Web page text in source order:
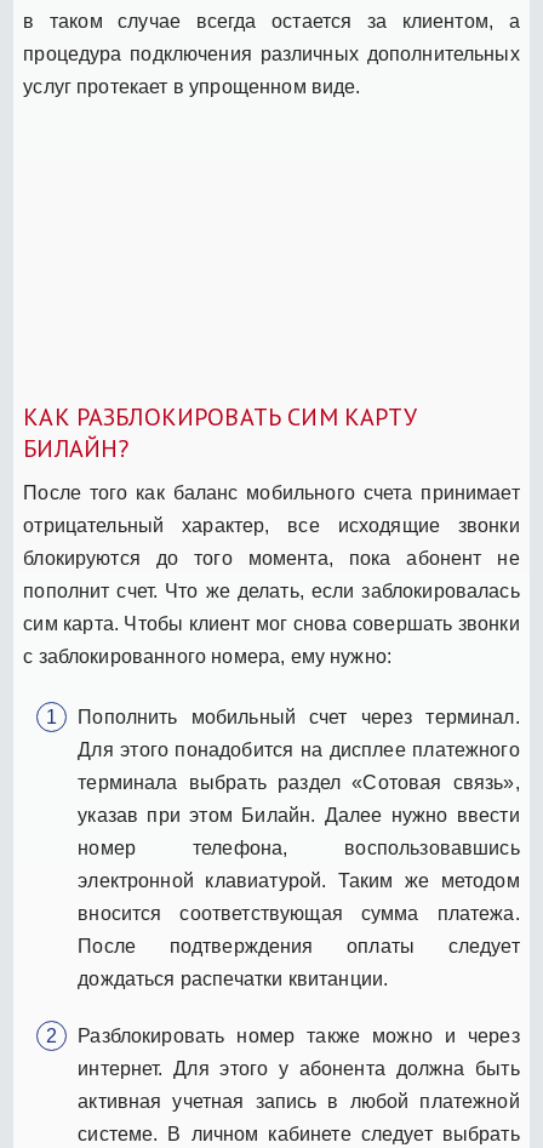
в таком случае всегда остается за клиентом, а
процедура подключения различных дополнительных
услуг протекает в упрощенном виде.
КАК РАЗБЛОКИРОВАТЬ СИМ КАРТУ
БИЛАЙН?
После того как баланс мобильного счета принимает
отрицательный характер, все исходящие звонки
блокируются до того момента, пока абонент не
пополнит счет. Что же делать, если заблокировалась
сим карта. Чтобы клиент мог снова совершать звонки
с заблокированного номера, ему нужно:
Пополнить мобильный счет через терминал.
Для этого понадобится на дисплее платежного
терминала выбрать раздел «Сотовая связь»,
указав при этом Билайн. Далее нужно ввести
номер телефона, воспользовавшись
электронной клавиатурой. Таким же методом
вносится соответствующая сумма платежа.
После подтверждения оплаты следует
дождаться распечатки квитанции.
Разблокировать номер также можно и через
интернет. Для этого у абонента должна быть
активная учетная запись в любой платежной
системе. В личном кабинете следует выбрать